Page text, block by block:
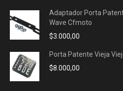
Adaptador Porta
Wave Cfmoto
$3.000,00
Porta Patente Vieja
$8.000,00